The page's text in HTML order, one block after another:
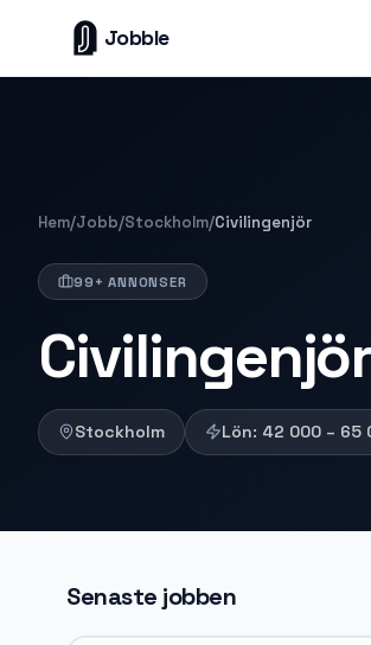
Jobble
Hem/Jobb/Stockholm/Civilingenjör
99+ ANNONSER
Stockholm Lön: 42 000 – 65
Senaste jobben